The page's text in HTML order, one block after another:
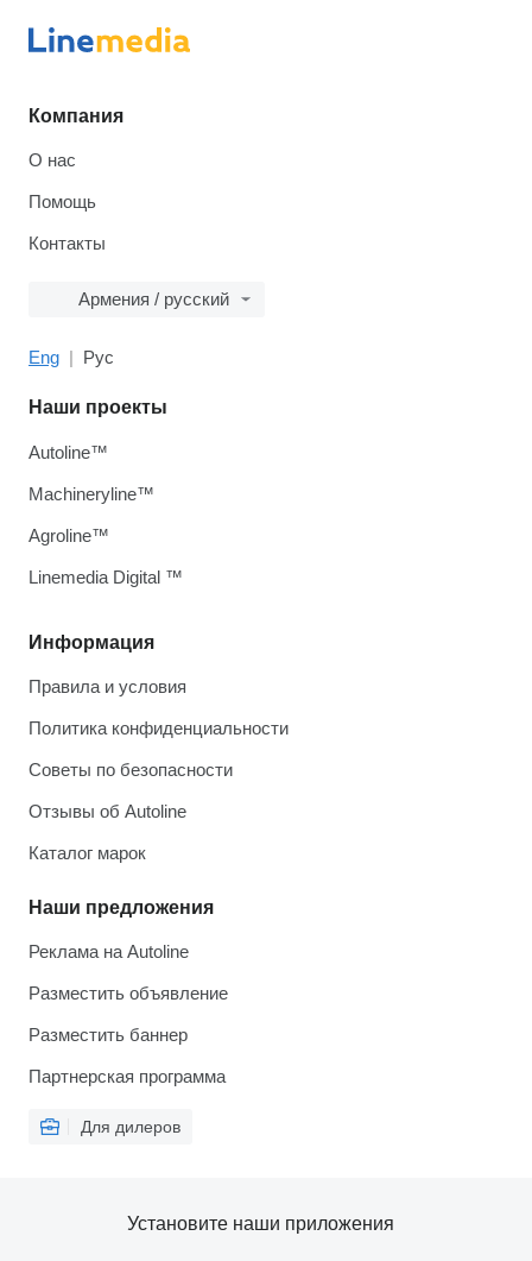
Компания
О нас
Помощь
Контакты
Армения / русский
Eng Рус
Информация
Правила и условия
Политика конфиденциальности
Советы по безопасности
Отзывы об Autoline
Каталог марок
Наши предложения
Реклама на Autoline
Разместить объявление
Разместить баннер
Партнерская программа
Для дилеров
Наши проекты
Autoline™
Machineryline™
Agroline™
Linemedia Digital ™
Установите наши приложения